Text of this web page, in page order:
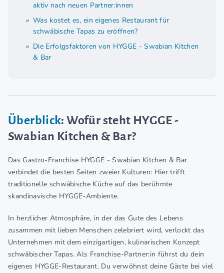
aktiv nach neuen Partner:innen
Was kostet es, ein eigenes Restaurant für
schwäbische Tapas zu eröffnen?
Die Erfolgsfaktoren von HYGGE - Swabian Kitchen
& Bar
Überblick: Wofür steht HYGGE -
Swabian Kitchen & Bar?
Das Gastro-Franchise HYGGE - Swabian Kitchen & Bar
verbindet die besten Seiten zweier Kulturen: Hier trifft
traditionelle schwäbische Küche auf das berühmte
skandinavische HYGGE-Ambiente.
In herzlicher Atmosphäre, in der das Gute des Lebens
zusammen mit lieben Menschen zelebriert wird, verlockt das
Unternehmen mit dem einzigartigen, kulinarischen Konzept
schwäbischer Tapas. Als Franchise-Partner:in führst du dein
eigenes HYGGE-Restaurant. Du verwöhnst deine Gäste bei viel